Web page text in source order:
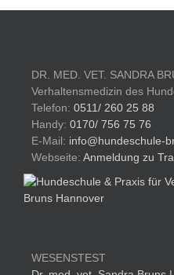
DR. MED. VET. SANDRA
Verhaltensmedizin des
Telefon: 0511/ 260 25 88
Handy: 0170/ 756 75 76
E-Mail: info@hundeschule-
Webseite: Anmeldung zu
WESENSTEST